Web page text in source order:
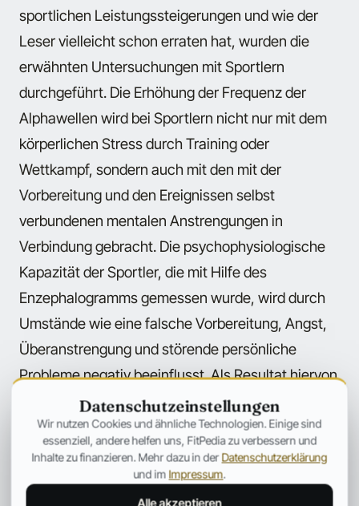
sportlichen Leistungssteigerungen und wie der
Leser vielleicht schon erraten hat, wurden die
erwähnten Untersuchungen mit Sportlern
durchgeführt. Die Erhöhung der Frequenz der
Alphawellen wird bei Sportlern nicht nur mit dem
körperlichen Stress durch Training oder
Wettkampf, sondern auch mit den mit der
Vorbereitung und den Ereignissen selbst
verbundenen mentalen Anstrengungen in
Verbindung gebracht. Die psychophysiologische
Kapazität der Sportler, die mit Hilfe des
Enzephalogramms gemessen wurde, wird durch
Umstände wie eine falsche Vorbereitung, Angst,
Überanstrengung und störende persönliche
Probleme negativ beeinflusst. Als Resultat hiervon
leidet die sportliche Leistungsfähigkeit häufig in
deutlichem Umfang. Die Ostdeutschen glaubten,
dass es nicht nur von entscheidender Bedeutung
war, solche Stressfaktoren vor einem Wettkampf
Datenschutzeinstellungen
Wir nutzen Cookies und ähnliche Technologien. Einige sind
essenziell, andere helfen uns, FitPedia zu verbessern und
Inhalte zu finanzieren. Mehr dazu in derDatenschutzerklärung
und im Impressum.
Alle akzeptieren